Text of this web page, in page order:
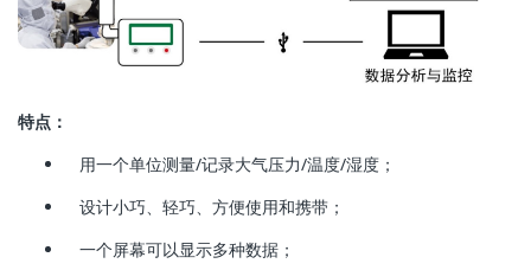
特点：
用一个单位测量/记录大气压力/温度/湿度；
设计小巧、轻巧、方便使用和携带；
一个屏幕可以显示多种数据；